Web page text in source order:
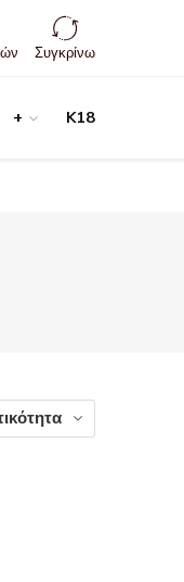
/ Εγγραφή
Συγκρίνω
+ K18